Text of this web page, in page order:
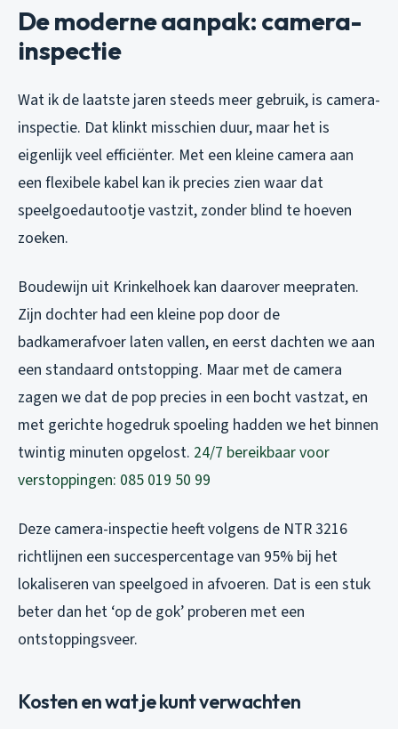
De moderne aanpak: camera-
inspectie
Wat ik de laatste jaren steeds meer gebruik, is camera-
inspectie. Dat klinkt misschien duur, maar het is
eigenlijk veel efficiënter. Met een kleine camera aan
een flexibele kabel kan ik precies zien waar dat
speelgoedautootje vastzit, zonder blind te hoeven
zoeken.
Boudewijn uit Krinkelhoek kan daarover meepraten.
Zijn dochter had een kleine pop door de
badkamerafvoer laten vallen, en eerst dachten we aan
een standaard ontstopping. Maar met de camera
zagen we dat de pop precies in een bocht vastzat, en
met gerichte hogedruk spoeling hadden we het binnen
twintig minuten opgelost. 24/7 bereikbaar voor
verstoppingen: 085 019 50 99
Deze camera-inspectie heeft volgens de NTR 3216
richtlijnen een succespercentage van 95% bij het
lokaliseren van speelgoed in afvoeren. Dat is een stuk
beter dan het ‘op de gok’ proberen met een
ontstoppingsveer.
Kosten en wat je kunt verwachten